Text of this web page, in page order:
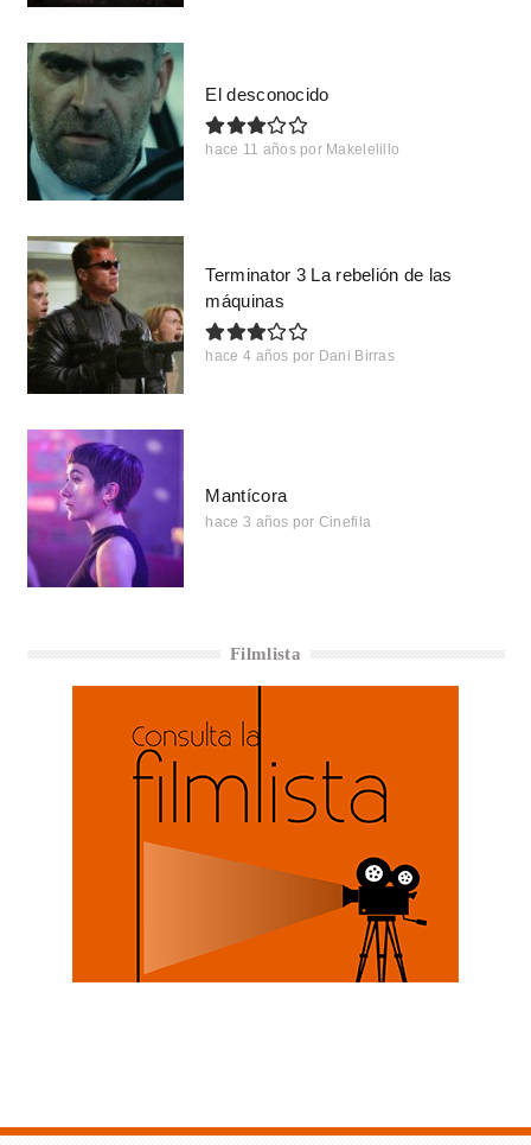
El desconocido
hace 11 años por Makelelillo
Terminator 3 La rebelión de las
máquinas
hace 4 años por Dani Birras
Mantícora
hace 3 años por Cinefila
Filmlista